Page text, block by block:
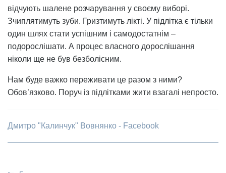
відчують шалене розчарування у своєму виборі.
Зчиплятимуть зуби. Гризтимуть лікті. У підлітка є тільки
один шлях стати успішним і самодостатнім –
подорослішати. А процес власного дорослішання
ніколи ще не був безболісним.
Нам буде важко переживати це разом з ними?
Обов’язково. Поруч із підлітками жити взагалі непросто.
Дмитро "Калинчук" Вовнянко - Facebook